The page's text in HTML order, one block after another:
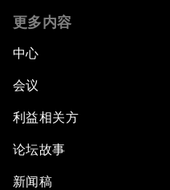
更多内容
中心
会议
利益相关方
论坛故事
新闻稿